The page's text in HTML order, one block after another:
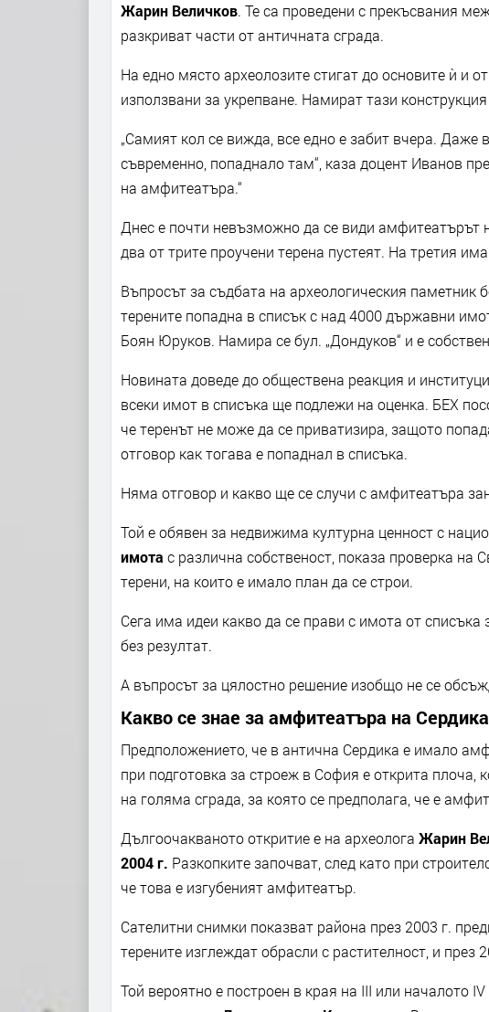
Жарин Величков. Те са проведени с прекъсвания
разкриват части от античната сграда.
На едно място археолозите стигат до основите ѝ и
използвани за укрепване. Намират тази
„Самият кол се вижда, все едно е забит вчера.
съвременно, попаднало там“, каза доцент Иванов
на амфитеатъра.“
Днес е почти невъзможно да се види амфитеатърът
два от трите проучени терена пустеят. На третия
Въпросът за съдбата на археологическия паметник
терените попадна в списък с над 4000 държавни
Боян Юруков. Намира се бул. „Дондуков“ и е
Новината доведе до обществена реакция и
всеки имот в списъка ще подлежи на оценка. БЕХ
че теренът не може да се приватизира, защото
отговор как тогава е попаднал в списъка.
Няма отговор и какво ще се случи с амфитеатъра
Той е обявен за недвижима културна ценност с
имота с различна собственост, показа проверка на
терени, на които е имало план да се строи.
Сега има идеи какво да се прави с имота от
без резултат.
А въпросът за цялостно решение изобщо не се
Какво се знае за амфитеатъра на Сердика
Предположението, че в антична Сердика е имало
при подготовка за строеж в София е открита плоча,
на голяма сграда, за която се предполага, че е
Дългоочакваното откритие е на археолога Жарин
2004 г. Разкопките започват, след като при
че това е изгубеният амфитеатър.
Сателитни снимки показват района през 2003 г.
терените изглеждат обрасли с растителност, и
Той вероятно е построен в края на III или началото